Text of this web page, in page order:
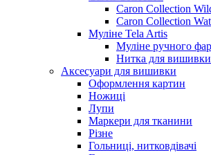
Caron Collection
Caron Collection
Муліне Tela Artis
Муліне ручного
Нитка для
Аксесуари для вишивки
Оформлення картин
Ножиці
Лупи
Маркери для тканини
Різне
Гольниці, нитковдівачі